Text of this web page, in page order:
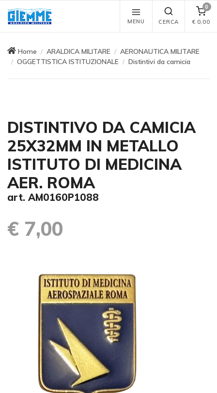
MENU CERCA
0
€ 0,00
Home ARALDICA MILITARE
AERONAUTICA MILITARE
OGGETTISTICA ISTITUZIONALE
Distintivi da camicia
DISTINTIVO DA CAMICIA
25X32MM IN METALLO
ISTITUTO DI MEDICINA
AER. ROMA
art. AM0160P1088
€ 7,00